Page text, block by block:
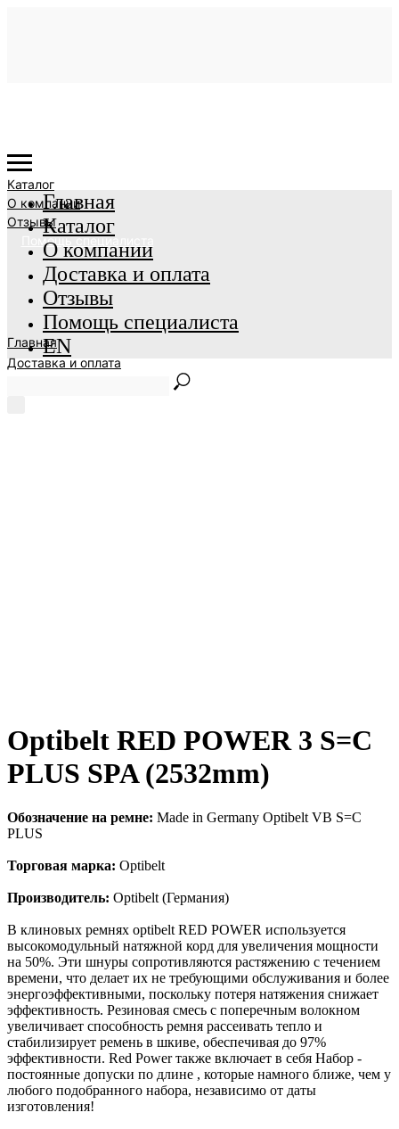
Каталог
О компании
Отзывы
Помощь специалиста
Главная
Доставка и оплата
Главная
Каталог
О компании
Доставка и оплата
Отзывы
Помощь специалиста
EN
Optibelt RED POWER 3 S=C
PLUS SPA (2532mm)
Обозначение на ремне: Made in Germany Optibelt VB S=C
PLUS
Торговая марка: Optibelt
Производитель: Optibelt (Германия)
В клиновых ремнях optibelt RED POWER используется
высокомодульный натяжной корд для увеличения мощности
на 50%. Эти шнуры сопротивляются растяжению с течением
времени, что делает их не требующими обслуживания и более
энергоэффективными, поскольку потеря натяжения снижает
эффективность. Резиновая смесь с поперечным волокном
увеличивает способность ремня рассеивать тепло и
стабилизирует ремень в шкиве, обеспечивая до 97%
эффективности. Red Power также включает в себя Набор -
постоянные допуски по длине , которые намного ближе, чем у
любого подобранного набора, независимо от даты
изготовления!